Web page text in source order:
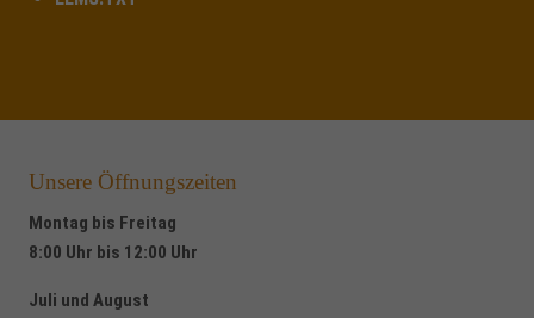
Unsere Öffnungszeiten
Montag bis Freitag
8:00 Uhr bis 12:00 Uhr
Juli und August